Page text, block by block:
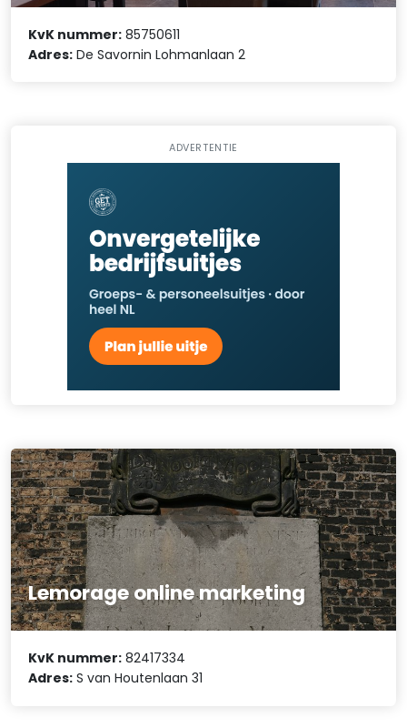
KvK nummer: 85750611
Adres: De Savornin Lohmanlaan 2
ADVERTENTIE
Lemorage online marketing
KvK nummer: 82417334
Adres: S van Houtenlaan 31